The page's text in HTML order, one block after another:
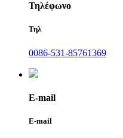
Τηλέφωνο
Τηλ
0086-531-85761369
E-mail
E-mail